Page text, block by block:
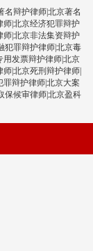
名辩护律师|北京著名
师|北京经济犯罪辩护
师|北京非法集资辩护
犯罪辩护律师|北京毒
用发票辩护律师|北京
|北京死刑辩护律师|
辩护律师|北京大案
保候审律师|北京盈科